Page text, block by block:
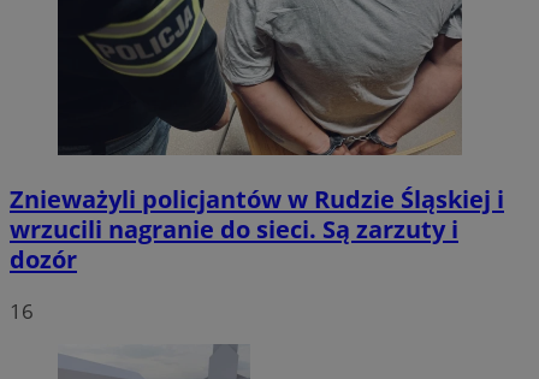
Znieważyli policjantów w Rudzie Śląskiej i
wrzucili nagranie do sieci. Są zarzuty i
dozór
16